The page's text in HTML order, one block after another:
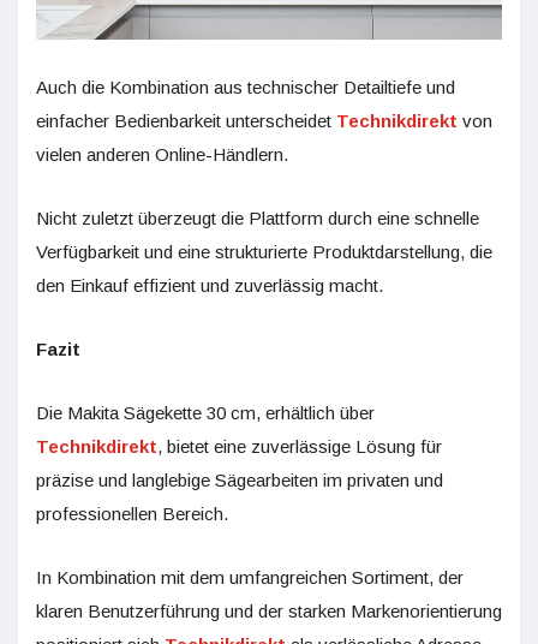
Auch die Kombination aus technischer Detailtiefe und
einfacher Bedienbarkeit unterscheidet Technikdirekt von
vielen anderen Online-Händlern.
Nicht zuletzt überzeugt die Plattform durch eine schnelle
Verfügbarkeit und eine strukturierte Produktdarstellung, die
den Einkauf effizient und zuverlässig macht.
Fazit
Die Makita Sägekette 30 cm, erhältlich über
Technikdirekt, bietet eine zuverlässige Lösung für
präzise und langlebige Sägearbeiten im privaten und
professionellen Bereich.
In Kombination mit dem umfangreichen Sortiment, der
klaren Benutzerführung und der starken Markenorientierung